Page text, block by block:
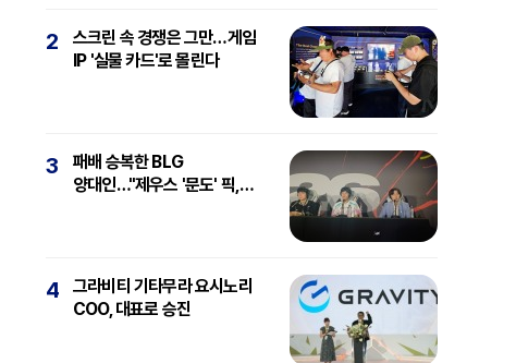
2
스크린 속 경쟁은 그만…게임
IP '실물 카드'로 몰린다
3
패배 승복한 BLG
양대인…"제우스 '문도' 픽,
4
그라비티 기타무라 요시노리
COO, 대표로 승진